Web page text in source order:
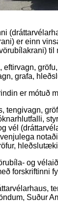
er einn
eftirvagn,
grafa,
er mótuð
tengivagn,
vél
og
forskriftinni
Suður